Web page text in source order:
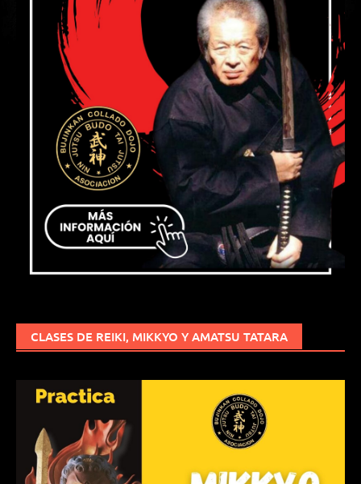
CLASES DE REIKI, MIKKYO Y AMATSU TATARA